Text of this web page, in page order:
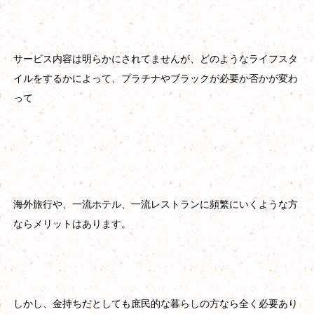
サービス内容は明らかにされてませんが、どのようなライフスタ
イルをするかによって、プラチナやブラックが必要か否かが変わ
って
海外旅行や、一流ホテル、一流レストランに頻繁にいくような方
ならメリットはあります。
しかし、金持ちだとしても庶民的な暮らしの方なら全く必要あり